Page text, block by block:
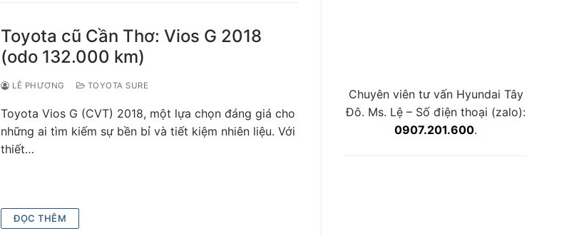
Toyota cũ Cần Thơ: Vios G 2018
(odo 132.000 km)
LÊ PHƯƠNG TOYOTA SURE
Toyota Vios G (CVT) 2018, một lựa chọn đáng giá cho
những ai tìm kiếm sự bền bỉ và tiết kiệm nhiên liệu. Với
thiết…
ĐỌC THÊM
Chuyên viên tư vấn Hyundai Tây
Đô. Ms. Lệ – Số điện thoại (zalo):
0907.201.600.